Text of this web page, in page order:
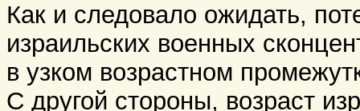
Как и следовало ожидать,
израильских военных
в узком возрастном
С другой стороны, возраст